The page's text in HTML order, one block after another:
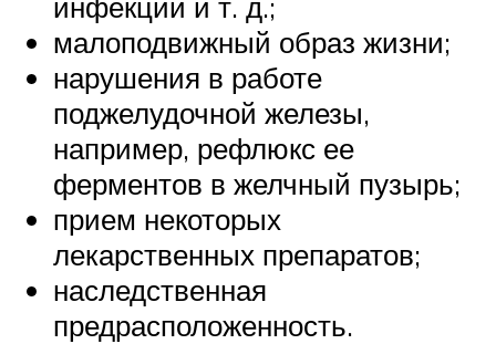
малоподвижный образ жизни;
нарушения в работе
поджелудочной железы,
например, рефлюкс ее
ферментов в желчный пузырь;
прием некоторых
лекарственных препаратов;
наследственная
предрасположенность.